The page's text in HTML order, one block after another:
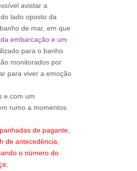
avistar a
lado oposto da
de mar, em que
embarcação e um
para o banho
monitorados por
para viver a emoção
e com um
rumo a momentos
de pagante,
de antecedência,
o número do